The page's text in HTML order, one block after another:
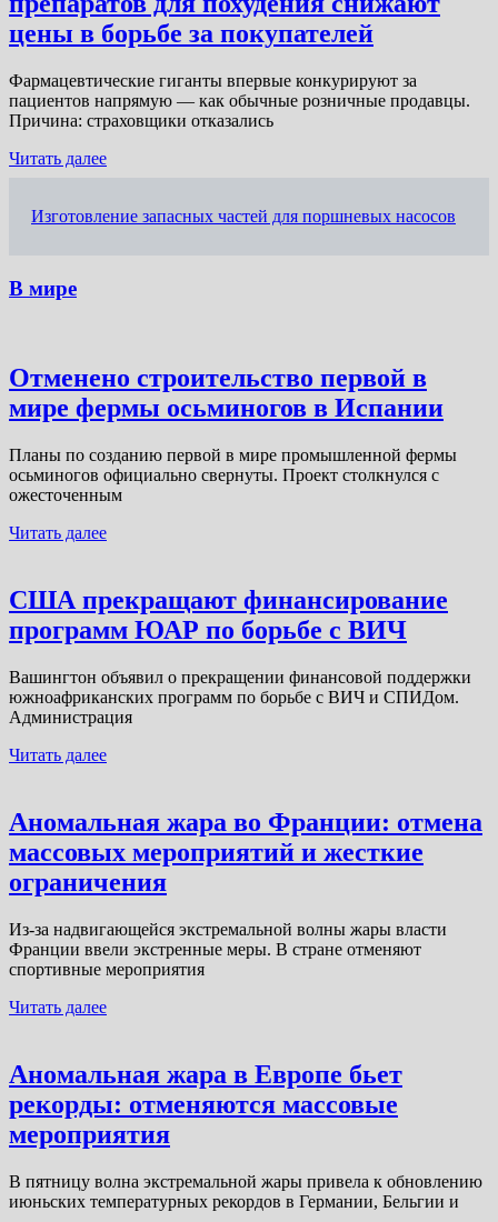
цены в борьбе за покупателей
Фармацевтические гиганты впервые конкурируют за
пациентов напрямую — как обычные розничные продавцы.
Причина: страховщики отказались
Читать далее
Изготовление запасных частей для поршневых насосов
В мире
Отменено строительство первой в
мире фермы осьминогов в Испании
Планы по созданию первой в мире промышленной фермы
осьминогов официально свернуты. Проект столкнулся с
ожесточенным
Читать далее
США прекращают финансирование
программ ЮАР по борьбе с ВИЧ
Вашингтон объявил о прекращении финансовой поддержки
южноафриканских программ по борьбе с ВИЧ и СПИДом.
Администрация
Читать далее
Аномальная жара во Франции: отмена
массовых мероприятий и жесткие
ограничения
Из-за надвигающейся экстремальной волны жары власти
Франции ввели экстренные меры. В стране отменяют
спортивные мероприятия
Читать далее
Аномальная жара в Европе бьет
рекорды: отменяются массовые
мероприятия
В пятницу волна экстремальной жары привела к обновлению
июньских температурных рекордов в Германии, Бельгии и